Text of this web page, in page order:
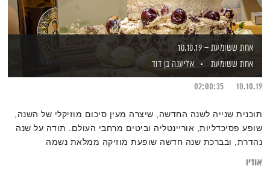
אחת ששומעת – 10.10.19
אחת ששומעת
אליענה בן דוד
10.10.19
02:00:35
תוכנית שנייה לשנה החדשה, שיצרה מעין סיכום מוזיקלי של השנה,
שופע פסיכדליות, אוריינטליה וביטים מרחבי העולם. תודה על שנה
נהדרת, ובברכת שנה חדשה שופעת מוזיקה ממלאת נשמה
אודיו